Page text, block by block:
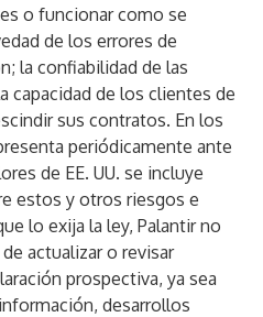
o funcionar como se
de los errores de
la confiabilidad de las
capacidad de los clientes de
sus contratos. En los
periódicamente ante
de EE. UU. se incluye
estos y otros riesgos e
lo exija la ley, Palantir no
actualizar o revisar
prospectiva, ya sea
desarrollos